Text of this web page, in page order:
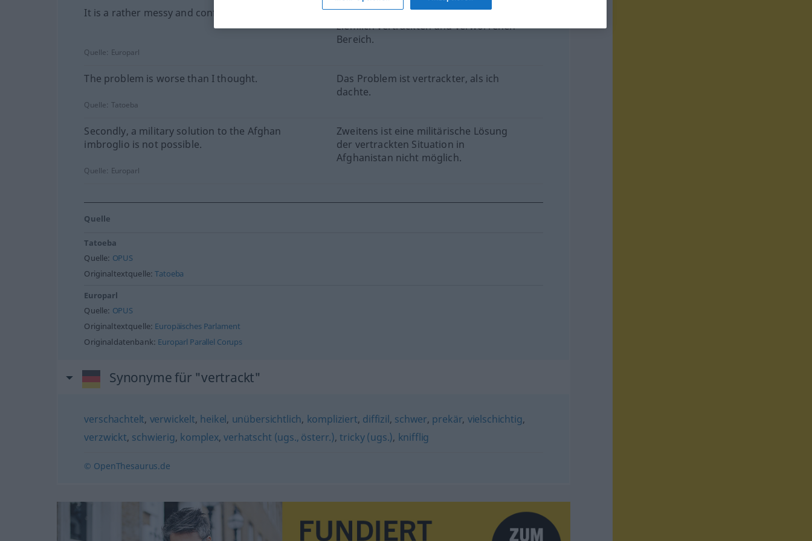
It is a rather messy and confused one.
Es handelt sich hierbei um einen
ziemlich vertrackten und verworrenen
Bereich.
Quelle: Europarl
The problem is worse than I thought.
Das Problem ist vertrackter, als ich
dachte.
Quelle: Tatoeba
Secondly, a military solution to the Afghan
imbroglio is not possible.
Zweitens ist eine militärische Lösung
der vertrackten Situation in
Afghanistan nicht möglich.
Quelle: Europarl
Quelle
Tatoeba
Quelle: OPUS
Originaltextquelle:Tatoeba
Europarl
Quelle: OPUS
Originaltextquelle: Europäisches Parlament
Originaldatenbank: Europarl Parallel Corups
Synonyme für "vertrackt"
verschachtelt, verwickelt, heikel, unübersichtlich, kompliziert, diffizil, schwer, prekär, vielschichtig,
verzwickt, schwierig, komplex,verhatscht (ugs., österr.),tricky (ugs.), knifflig
© OpenThesaurus.de